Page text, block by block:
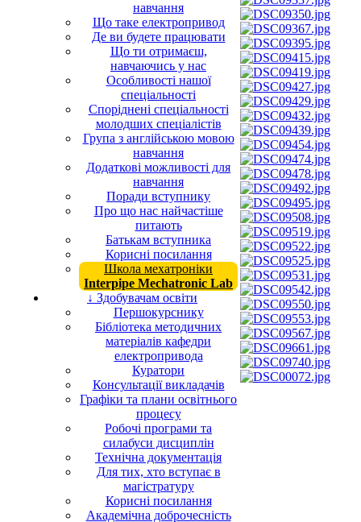
навчання
Що таке електропривод
Де ви будете працювати
Що ти отримаєш,
навчаючись у нас
Особливості нашої
спеціальності
Споріднені спеціальності
молодших спеціалістів
Група з англійською мовою
навчання
Додаткові можливості для
навчання
Поради вступнику
Про що нас найчастіше
питають
Батькам вступника
Корисні посилання
Школа мехатроніки
Interpipe Mechatronic Lab
↓ Здобувачам освіти
Першокурснику
Бібліотека методичних
матеріалів кафедри
електропривода
Куратори
Консультації викладачів
Графіки та плани освітнього
процесу
Робочі програми та
силабуси дисциплін
Технічна документація
Для тих, хто вступає в
магістратуру
Корисні посилання
Академічна доброчесність